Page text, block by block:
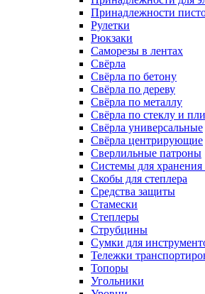
Принадлежности
Рулетки
Рюкзаки
Саморезы в лентах
Свёрла
Свёрла по бетону
Свёрла по дереву
Свёрла по металлу
Свёрла по стеклу и
Свёрла универсальные
Свёрла центрирующие
Сверлильные патроны
Системы для хранения
Скобы для степлера
Средства защиты
Стамески
Степлеры
Струбцины
Сумки для
Тележки
Топоры
Угольники